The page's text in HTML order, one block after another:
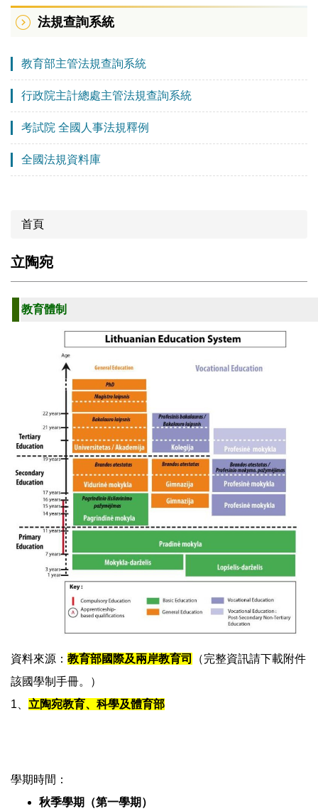
法規查詢系統
教育部主管法規查詢系統
行政院主計總處主管法規查詢系統
考試院 全國人事法規釋例
全國法規資料庫
首頁
立陶宛
教育體制
資料來源： 教育部國際及兩岸教育司
（完整資訊請下載附件
該國學制手冊。）
1、 立陶宛教育、科學及體育部
學期時間：
秋季學期（第一學期）